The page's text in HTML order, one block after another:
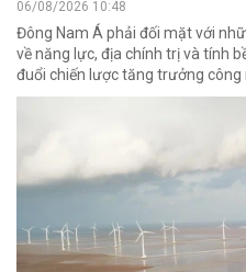
06/08/2026 10:48
Đông Nam Á phải đối mặt với
về năng lực, địa chính trị và tính
đuổi chiến lược tăng trưởng công